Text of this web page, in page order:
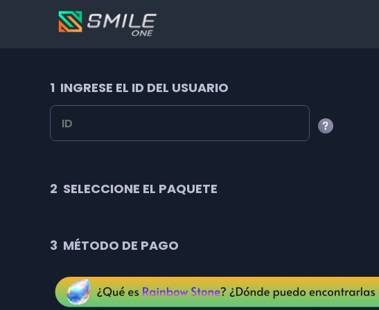
1 INGRESE EL ID DEL USUARIO
2 SELECCIONE EL PAQUETE
3 MÉTODO DE PAGO